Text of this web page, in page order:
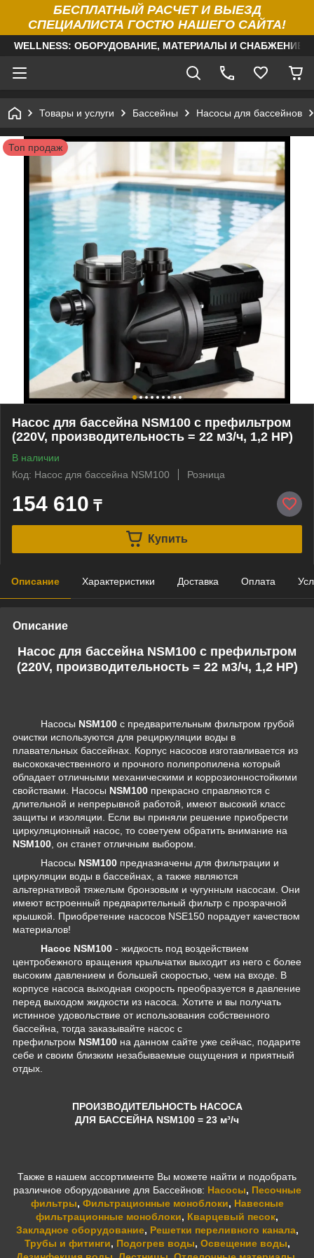
БЕСПЛАТНЫЙ РАСЧЕТ И ВЫЕЗД
СПЕЦИАЛИСТА ГОСТЮ НАШЕГО САЙТА!
WELLNESS: ОБОРУДОВАНИЕ, МАТЕРИАЛЫ И
Товары и услуги Бассейны Насосы для бассейнов
Топ продаж
Насос для бассейна NSM100 c префильтром
(220V, производительность = 22 м3/ч, 1,2 HP)
В наличии
Код: Насос для бассейна NSM100
Розница
154 610 ₸
Купить
Описание Характеристики Доставка Оплата
Описание
Насос для бассейна NSM100 c префильтром
(220V, производительность = 22 м3/ч, 1,2 HP)
Насосы NSM100 с предварительным фильтром грубой
очистки используются для рециркуляции воды в
плавательных бассейнах. Корпус насосов изготавливается из
высококачественного и прочного полипропилена который
обладает отличными механическими и коррозионностойкими
свойствами. Насосы NSM100 прекрасно справляются с
длительной и непрерывной работой, имеют высокий класс
защиты и изоляции. Если вы приняли решение приобрести
циркуляционный насос, то советуем обратить внимание на
NSM100, он станет отличным выбором.
Насосы NSM100 предназначены для фильтрации и
циркуляции воды в бассейнах, а также являются
альтернативой тяжелым бронзовым и чугунным насосам. Они
имеют встроенный предварительный фильтр с прозрачной
крышкой. Приобретение насосов NSE150 порадует качеством
материалов!
Насос NSM100 - жидкость под воздействием
центробежного вращения крыльчатки выходит из него с более
высоким давлением и большей скоростью, чем на входе. В
корпусе насоса выходная скорость преобразуется в давление
перед выходом жидкости из насоса. Хотите и вы получать
истинное удовольствие от использования собственного
бассейна, тогда заказывайте насос с
префильтром NSM100 на данном сайте уже сейчас, подарите
себе и своим близким незабываемые ощущения и приятный
отдых.
ПРОИЗВОДИТЕЛЬНОСТЬ НАСОСА
ДЛЯ БАССЕЙНА NSM100 = 23 м³/ч
Также в нашем ассортименте Вы можете найти и подобрать
различное оборудование для Бассейнов: Насосы, Песочные
фильтры, Фильтрационные моноблоки, Навесные
фильтрационные моноблоки, Кварцевый песок,
Закладное оборудование, Решетки переливного канала,
Трубы и фитинги, Подогрев воды, Освещение воды,